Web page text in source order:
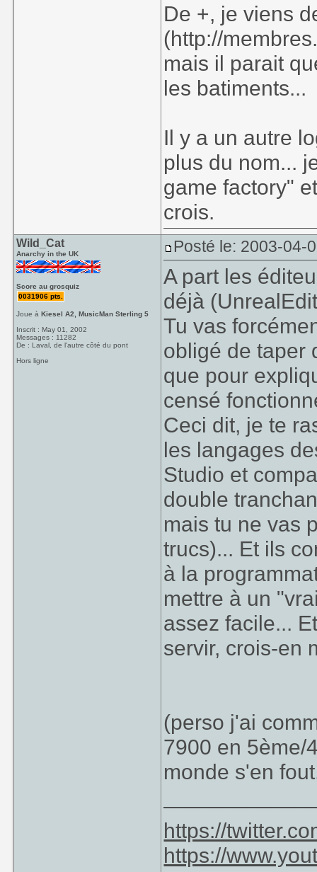
De +, je viens
(http://
mais il parait
les batiments...
Il y a un autre
plus du nom...
game factory"
crois.
Wild_Cat
Anarchy in the UK
Score au grosquiz
0031906 pts.
Joue àKiesel A2, MusicMan Sterling 5
Inscrit : May 01, 2002
Messages : 11282
De : Laval, de l'autre côté du pont
Hors ligne
Posté le: 2003-04-
A part les
déjà
Tu vas
obligé de taper
que pour
censé
Ceci dit, je te
les langages
Studio et
double
mais tu ne vas
trucs)... Et ils
à la
mettre à un
assez facile...
servir, crois-en
(perso j'ai
7900 en 5ème/
monde s'en
https://
https://